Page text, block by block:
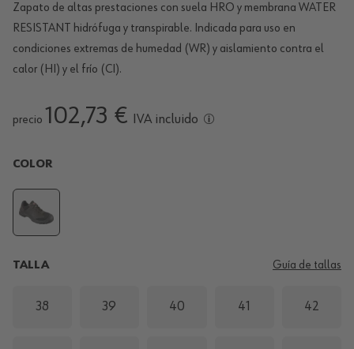
Zapato de altas prestaciones con suela HRO y membrana WATER
RESISTANT hidrófuga y transpirable. Indicada para uso en
condiciones extremas de humedad (WR) y aislamiento contra el
calor (HI) y el frío (CI).
precio 102,73 € IVA incluido
COLOR
TALLA Guía de tallas
38 39 40 41 42